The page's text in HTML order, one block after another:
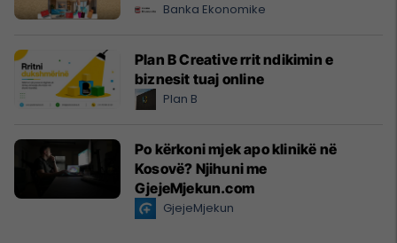
Banka Ekonomike
Plan B Creative rrit ndikimin e
biznesit tuaj online
Plan B
Po kërkoni mjek apo klinikë në
Kosovë? Njihuni me
GjejeMjekun.com
GjejeMjekun